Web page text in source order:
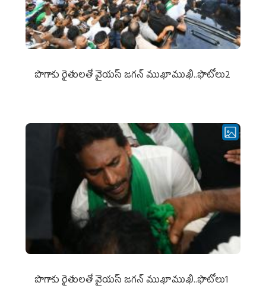
పొగాకు రైతుల‌తో వైయ‌స్ జ‌గ‌న్ ముఖాముఖి..ఫొటోలు2
పొగాకు రైతుల‌తో వైయ‌స్ జ‌గ‌న్ ముఖాముఖి..ఫొటోలు1